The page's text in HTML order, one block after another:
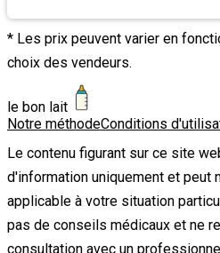
* Les prix peuvent varier en
choix des vendeurs.
le bon lait
Notre méthodeConditions
Le contenu figurant sur ce site
d'information uniquement et peut
applicable à votre situation
pas de conseils médicaux et ne
consultation avec un